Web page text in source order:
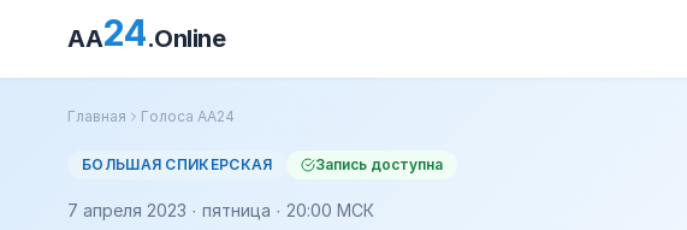
AA24.Online
Главная Голоса АА24
БОЛЬШАЯ СПИКЕРСКАЯ Запись доступна
7 апреля 2023 · пятница · 20:00 МСК